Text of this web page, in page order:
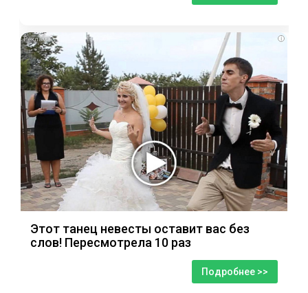
i
Этот танец невесты оставит вас без
слов! Пересмотрела 10 раз
Подробнее >>